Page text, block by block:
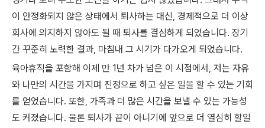
이 안정화되지 않은 상태에서 퇴사하는 대신, 경제적으로 더 이상
회사에 의지하지 않아도 될 때 퇴사를 결심하게 되었습니다. 장기
간 꾸준히 노력한 결과, 마침내 그 시기가 다가오게 되었습니다.
육아휴직을 포함해 이제 만 1년 차가 넘은 이 시점에서, 저는 자유
와 나만의 시간을 가지며 진정으로 하고 싶은 일을 할 수 있는 기회
를 얻었습니다. 또한, 가족과 더 많은 시간을 보낼 수 있는 가능성
도 커졌습니다. 물론 퇴사가 끝이 아니기에 앞으로 더 열심히 할일